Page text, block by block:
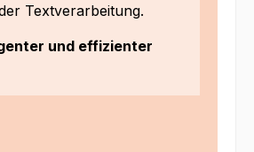
Textverarbeitung.
und effizienter